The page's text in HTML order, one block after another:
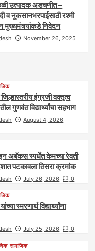
उत्पादक अडचणीत –
व नुकसानभरपाईसाठी रश्मी
मुख्यमंत्र्यांकडे निवेदन
November 26, 2025
इंग्रजी वक्तृत्व
गुणवंत विद्यार्थ्यांचा सहभाग
August 4, 2026
अबॅकस स्पर्धेत केमच्या रेवती
पटकावला तिसरा क्रमांक
July 26, 2026 0
स्मरणार्थ विद्यार्थ्यांना
July 25, 2026 0
सामाजिक